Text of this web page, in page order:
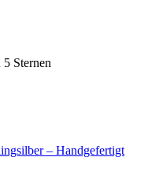
Sternen
– Handgefertigt